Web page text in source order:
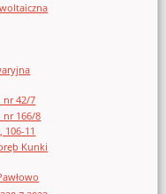
nr 42/7
nr 166/8
11
Kunki